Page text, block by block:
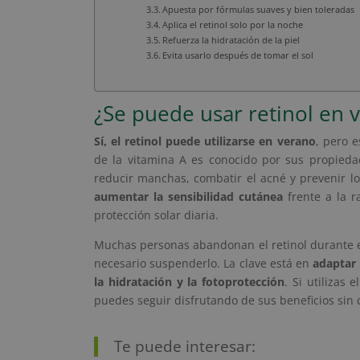
Apuesta por fórmulas suaves y bien toleradas
Aplica el retinol solo por la noche
Refuerza la hidratación de la piel
Evita usarlo después de tomar el sol
¿Se puede usar retinol en
Sí, el retinol puede utilizarse en verano, pero
de la vitamina A es conocido por sus
reducir manchas, combatir el acné y prevenir
aumentar la sensibilidad cutánea frente a la
protección solar diaria.
Muchas personas abandonan el retinol
necesario suspenderlo. La clave está enadaptar
la hidratación y la fotoprotección. Si utilizas
puedes seguir disfrutando de sus beneficios
Te puede interesar: